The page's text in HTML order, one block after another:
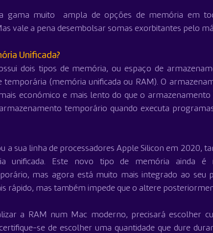
gama muito  ampla de opções de memória em
vale a pena desembolsar somas exorbitantes pelo
Unificada?
dois tipos de memória, ou espaço de
temporária (memória unificada ou RAM). O
económico e mais lento do que o armazenamento
temporário quando executa
a sua linha de processadores Apple Silicon em 2020,
unificada. Este novo tipo de memória ainda é
mas agora está muito mais integrado ao seu
rápido, mas também impede que o altere
a RAM num Mac moderno, precisará escolher
se de escolher uma quantidade que dure